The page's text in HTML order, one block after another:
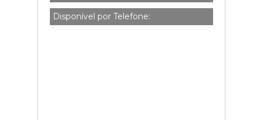
Disponível por Telefone: